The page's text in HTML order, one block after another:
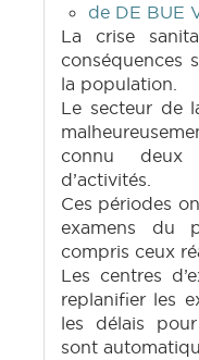
de DE BUE
La crise
conséquences
la population.
Le secteur de
connu deux
d’activités.
Ces périodes
examens du
compris ceux
Les centres
replanifier les
les délais
sont